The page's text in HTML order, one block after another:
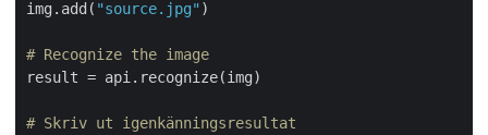
img.add( "source.jpg" )
# Recognize the image
result = api.recognize(img)
# Skriv ut igenkänningsresultat